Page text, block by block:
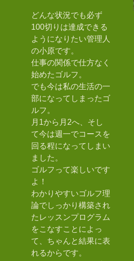
どんな状況でも必ず
100切りは達成できる
ようになりたい管理人
の小原です。
仕事の関係で仕方なく
始めたゴルフ。
でも今は私の生活の一
部になってしまったゴ
ルフ。
月1から月2へ、そし
て今は週一でコースを
回る程になってしまい
ました。
ゴルフって楽しいです
よ！
わかりやすいゴルフ理
論でしっかり構築され
たレッスンプログラム
をこなすことによっ
て、ちゃんと結果に表
れるからです。